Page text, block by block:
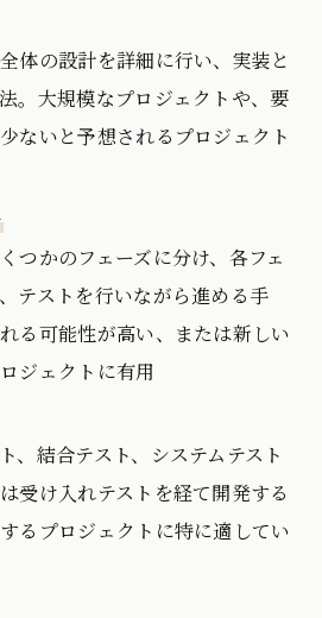
体の設計を詳細に行い、実装と
。大規模なプロジェクトや、要
ないと予想されるプロジェクト
つかのフェーズに分け、各フェ
テストを行いながら進める手
る可能性が高い、または新しい
ジェクトに有用
、結合テスト、システムテスト
受け入れテストを経て開発する
るプロジェクトに特に適してい